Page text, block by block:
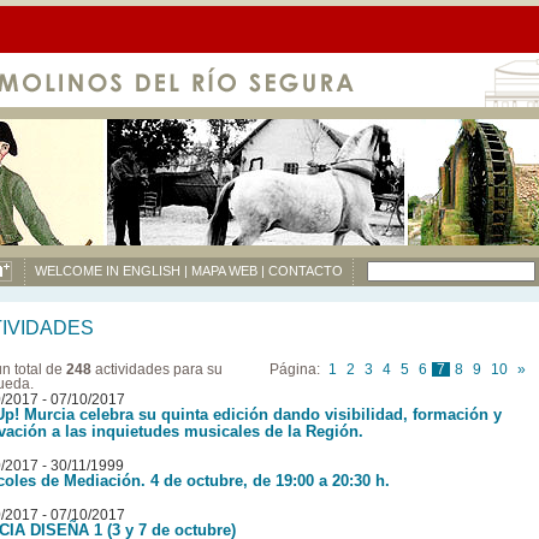
WELCOME IN ENGLISH | MAPA WEB | CONTACTO
total de 248 actividades para su
Página: 1 2 3 4 5 6 7 8 9 10 »
2017 - 07/10/2017
Murcia celebra su quinta edición dando visibilidad, formación y
a las inquietudes musicales de la Región.
2017 - 30/11/1999
de Mediación. 4 de octubre, de 19:00 a 20:30 h.
2017 - 07/10/2017
DISEÑA 1 (3 y 7 de octubre)